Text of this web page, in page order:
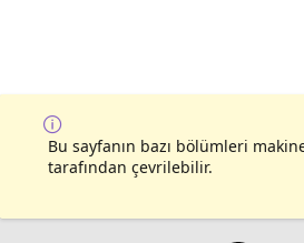
Bu sayfanın bazı bölümleri
tarafından çevrilebilir.